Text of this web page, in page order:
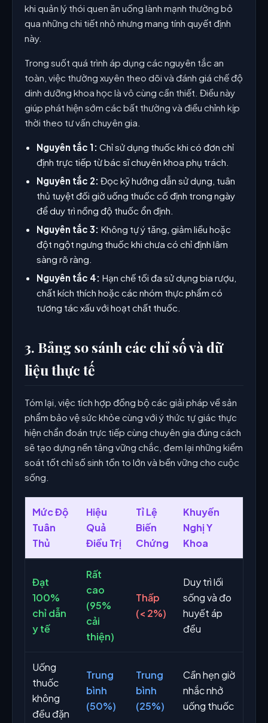
khi quản lý thói quen ăn uống lành mạnh thường bỏ
qua những chi tiết nhỏ nhưng mang tính quyết định
này.
Trong suốt quá trình áp dụng các nguyên tắc an
toàn, việc thường xuyên theo dõi và đánh giá chế độ
dinh dưỡng khoa học là vô cùng cần thiết. Điều này
giúp phát hiện sớm các bất thường và điều chỉnh kịp
thời theo tư vấn chuyên gia.
Nguyên tắc 1: Chỉ sử dụng thuốc khi có đơn chỉ
định trực tiếp từ bác sĩ chuyên khoa phụ trách.
Nguyên tắc 2: Đọc kỹ hướng dẫn sử dụng, tuân
thủ tuyệt đối giờ uống thuốc cố định trong ngày
để duy trì nồng độ thuốc ổn định.
Nguyên tắc 3: Không tự ý tăng, giảm liều hoặc
đột ngột ngưng thuốc khi chưa có chỉ định lâm
sàng rõ ràng.
Nguyên tắc 4: Hạn chế tối đa sử dụng bia rượu,
chất kích thích hoặc các nhóm thực phẩm có
tương tác xấu với hoạt chất thuốc.
3. Bảng so sánh các chỉ số và dữ
liệu thực tế
Tóm lại, việc tích hợp đồng bộ các giải pháp về sản
phẩm bảo vệ sức khỏe cùng với ý thức tự giác thực
hiện chẩn đoán trực tiếp cùng chuyên gia đúng cách
sẽ tạo dựng nền tảng vững chắc, đem lại những kiểm
soát tốt chỉ số sinh tồn to lớn và bền vững cho cuộc
sống.
Mức Độ
Tuân
Thủ
Hiệu
Quả
Điều Trị
Tỉ Lệ
Biến
Chứng
Khuyến
Nghị Y
Khoa
Đạt
100%
chỉ dẫn
y tế
Rất
cao
(95%
cải
thiện)
Thấp
(< 2%)
Duy trì lối
sống và đo
huyết áp
đều
Uống
thuốc
không
đều đặn
Trung
bình
(50%)
Trung
bình
(25%)
Cần hẹn giờ
nhắc nhở
uống thuốc